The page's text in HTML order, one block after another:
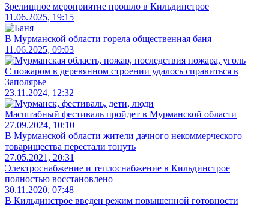
Зрелищное мероприятие прошло в Кильдинстрое
11.06.2025, 19:15
В Мурманской области горела общественная баня
11.06.2025, 09:03
С пожаром в деревянном строении удалось справиться в
Заполярье
23.11.2024, 12:32
Масштабный фестиваль пройдет в Мурманской области
27.09.2024, 10:10
В Мурманской области жители дачного некоммерческого
товарищества перестали тонуть
27.05.2021, 20:31
Электроснабжение и теплоснабжение в Кильдинстрое
полностью восстановлено
30.11.2020, 07:48
В Кильдинстрое введен режим повышенной готовности